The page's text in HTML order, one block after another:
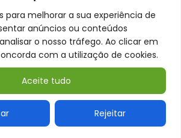
para melhorar a sua experiência de
anúncios ou conteúdos
o nosso tráfego. Ao clicar em
com a utilização de cookies.
Rejeitar
Aceite tudo
2026